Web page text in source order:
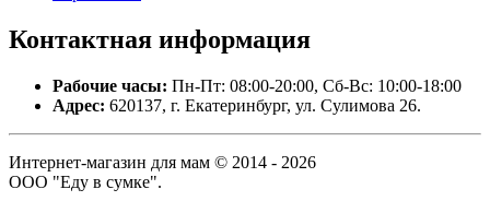
Контактная информация
Рабочие часы: Пн-Пт: 08:00-20:00, Сб-Вс: 10:00-18:00
Адрес: 620137, г. Екатеринбург, ул. Сулимова 26.
Интернет-магазин для мам © 2014 - 2026
ООО "Еду в сумке".